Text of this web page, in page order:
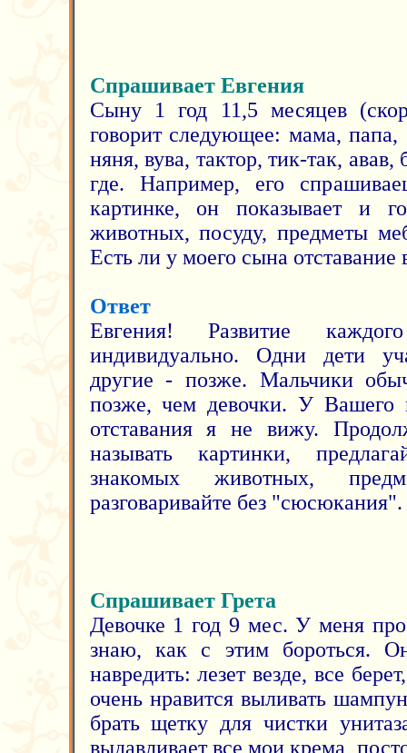
Спрашивает Евгения
Сыну 1 год 11,5 месяцев
говорит следующее: мама,
няня, вува, тактор, тик-так,
где. Например, его
картинке, он показывает и
животных, посуду, предметы
Есть ли у моего сына отставание
Ответ
Евгения! Развитие
индивидуально. Одни дети
другие - позже. Мальчики
позже, чем девочки. У Вашего
отставания я не вижу.
называть картинки,
знакомых животных,
разговаривайте без "сюсюкания".
Спрашивает Грета
Девочке 1 год 9 мес. У меня
знаю, как с этим бороться.
навредить: лезет везде, все
очень нравится выливать
брать щетку для чистки
выдавливает все мои крема,